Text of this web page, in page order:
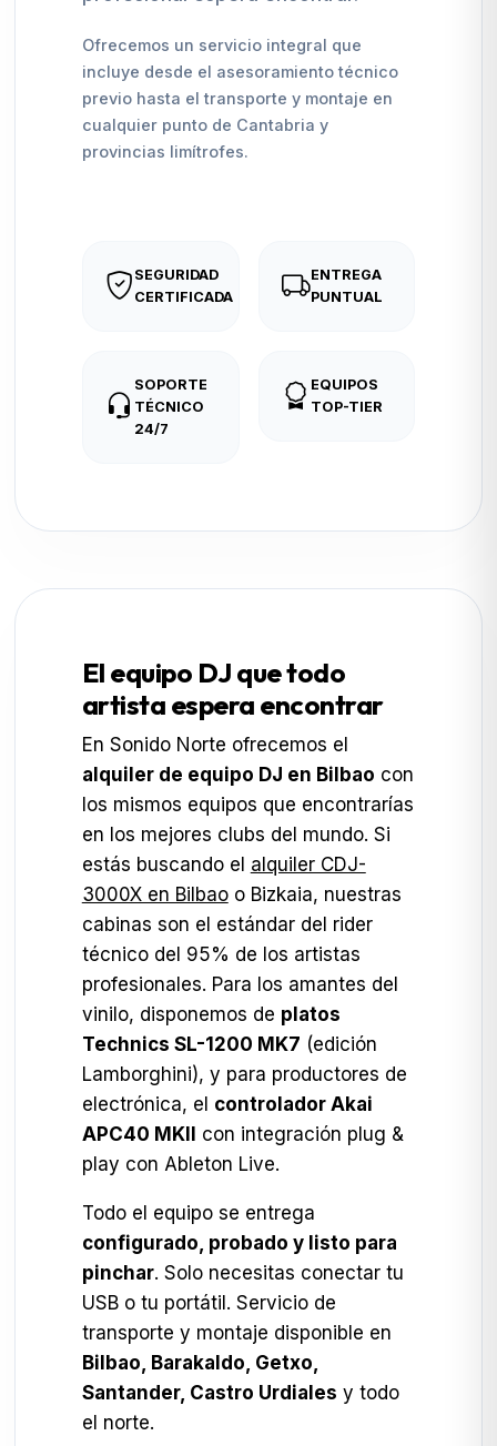
Ofrecemos un servicio integral que
incluye desde el asesoramiento técnico
previo hasta el transporte y montaje en
cualquier punto de Cantabria y
provincias limítrofes.
SEGURIDAD
CERTIFICADA
ENTREGA
PUNTUAL
SOPORTE
TÉCNICO
24/7
EQUIPOS
TOP-TIER
El equipo DJ que todo
artista espera encontrar
En Sonido Norte ofrecemos el
alquiler de equipo DJ en Bilbao con
los mismos equipos que encontrarías
en los mejores clubs del mundo. Si
estás buscando el alquiler CDJ-
3000X en Bilbaoo Bizkaia, nuestras
cabinas son el estándar del rider
técnico del 95% de los artistas
profesionales. Para los amantes del
vinilo, disponemos de platos
Technics SL-1200 MK7 (edición
Lamborghini), y para productores de
electrónica, el controlador Akai
APC40 MKII con integración plug &
play con Ableton Live.
Todo el equipo se entrega
configurado, probado y listo para
pinchar. Solo necesitas conectar tu
USB o tu portátil. Servicio de
transporte y montaje disponible en
Bilbao, Barakaldo, Getxo,
Santander, Castro Urdiales y todo
el norte.